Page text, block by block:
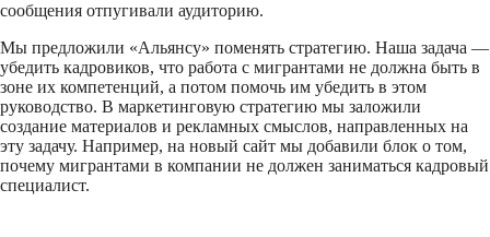
сообщения отпугивали аудиторию.
Мы предложили «Альянсу» поменять стратегию. Наша задача —
убедить кадровиков, что работа с мигрантами не должна быть в
зоне их компетенций, а потом помочь им убедить в этом
руководство. В маркетинговую стратегию мы заложили
создание материалов и рекламных смыслов, направленных на
эту задачу. Например, на новый сайт мы добавили блок о том,
почему мигрантами в компании не должен заниматься кадровый
специалист.